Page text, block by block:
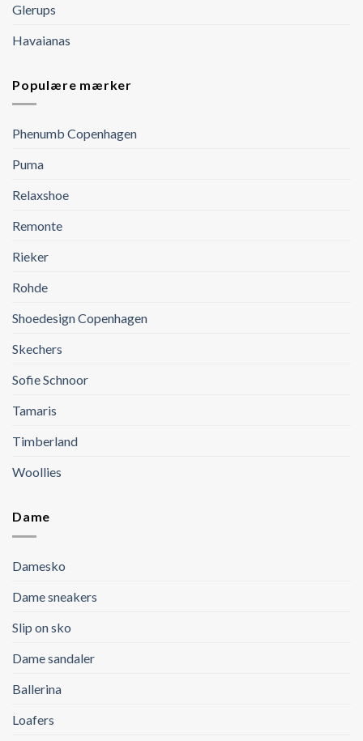
Glerups
Havaianas
Populære mærker
Phenumb Copenhagen
Puma
Relaxshoe
Remonte
Rieker
Rohde
Shoedesign Copenhagen
Skechers
Sofie Schnoor
Tamaris
Timberland
Woollies
Dame
Damesko
Dame sneakers
Slip on sko
Dame sandaler
Ballerina
Loafers